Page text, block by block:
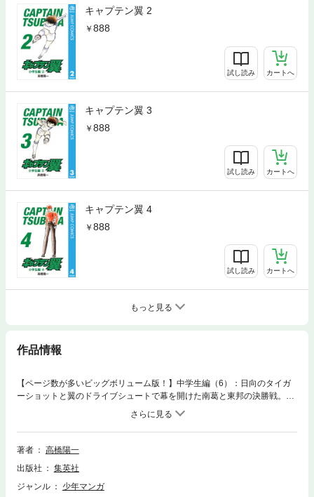
キャプテン翼 2
888
試し読み カートへ
キャプテン翼 3
888
試し読み カートへ
キャプテン翼 4
888
試し読み カートへ
もっと見る
作品情報
【ページ数が多いビッグボリューム版！】中学生編（6）：日向のタイガ
ーショットと翼のドライブシュートで幕を開けた南葛と東邦の決勝戦。先
にハットトリックを決めた日向は、南葛に対し東邦勝利を宣言！ キズだ
著者
高橋陽一
出版社
集英社
ジャンル
少年マンガ